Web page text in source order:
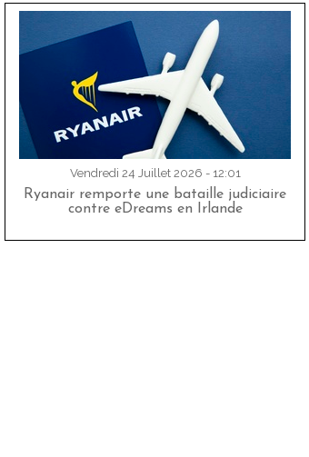
Vendredi 24 Juillet 2026 - 12:01
Ryanair remporte une bataille judiciaire
contre eDreams en Irlande